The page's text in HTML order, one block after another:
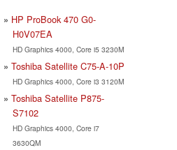
HP ProBook 470 G0-
H0V07EA
HD Graphics 4000, Core i5 3230M
Toshiba Satellite C75-A-10P
HD Graphics 4000, Core i3 3120M
Toshiba Satellite P875-
S7102
HD Graphics 4000, Core i7
3630QM